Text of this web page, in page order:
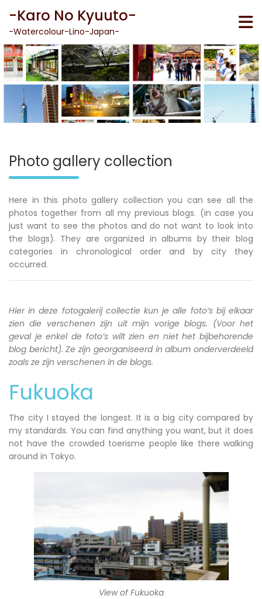
content
-Karo No Kyuuto-
-Watercolour-Lino-Japan-
Photo gallery collection
Here in this photo gallery collection you can see all the
photos together from all my previous blogs. (in case you
just want to see the photos and do not want to look into
the blogs). They are organized in albums by their blog
categories in chronological order and by city they
occurred.
Hier in deze fotogalerij collectie kun je alle foto’s bij elkaar
zien die verschenen zijn uit mijn vorige blogs. (Voor het
geval je enkel de foto’s wilt zien en niet het bijbehorende
blog bericht). Ze zijn georganiseerd in album onderverdeeld
zoals ze zijn verschenen in de blogs.
Fukuoka
The city I stayed the longest. It is a big city compared by
my standards. You can find anything you want, but it does
not have the crowded toerisme people like there walking
around in Tokyo.
View of Fukuoka